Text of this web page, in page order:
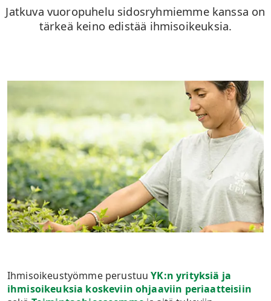
Jatkuva vuoropuhelu sidosryhmiemme kanssa on
tärkeä keino edistää ihmisoikeuksia.
Ihmisoikeustyömme perustuuYK:n yrityksiä ja
ihmisoikeuksia koskeviin ohjaaviin periaatteisiin